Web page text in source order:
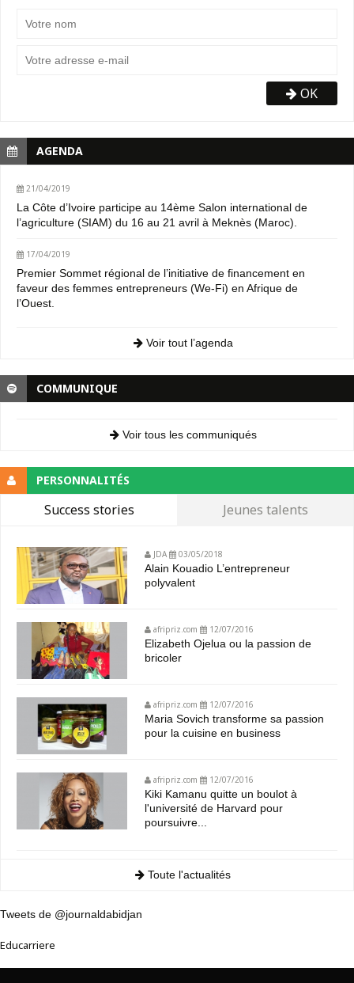
OK
AGENDA
21/04/2019
La Côte d’Ivoire participe au 14ème Salon international de
l’agriculture (SIAM) du 16 au 21 avril à Meknès (Maroc).
17/04/2019
Premier Sommet régional de l’initiative de financement en
faveur des femmes entrepreneurs (We-Fi) en Afrique de
l’Ouest.
Voir tout l’agenda
COMMUNIQUE
Voir tous les communiqués
PERSONNALITÉS
Success stories Jeunes talents
JDA 03/05/2018
Alain Kouadio L’entrepreneur
polyvalent
afripriz.com 12/07/2016
Elizabeth Ojelua ou la passion de
bricoler
afripriz.com 12/07/2016
Maria Sovich transforme sa passion
pour la cuisine en business
afripriz.com 12/07/2016
Kiki Kamanu quitte un boulot à
l'université de Harvard pour
poursuivre...
Toute l'actualités
Tweets de @journaldabidjan
Educarriere